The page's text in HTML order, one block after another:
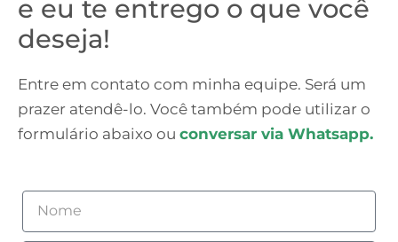
e eu te entrego o que você
deseja!
Entre em contato com minha equipe. Será um
prazer atendê-lo. Você também pode utilizar o
formulário abaixo ou conversar via Whatsapp.
Nome